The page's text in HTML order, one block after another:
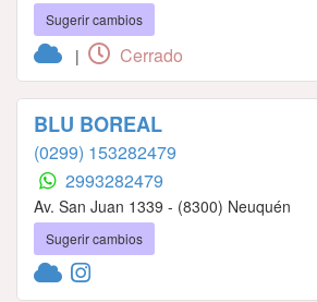
Sugerir cambios
| Cerrado
BLU BOREAL
(0299) 153282479
2993282479
Av. San Juan 1339 - (8300) Neuquén
Sugerir cambios